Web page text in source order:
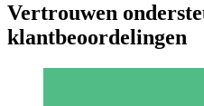
Vertrouwen
klantbeoordelingen